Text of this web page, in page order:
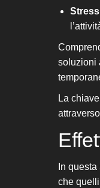
soluzioni
La
In
che